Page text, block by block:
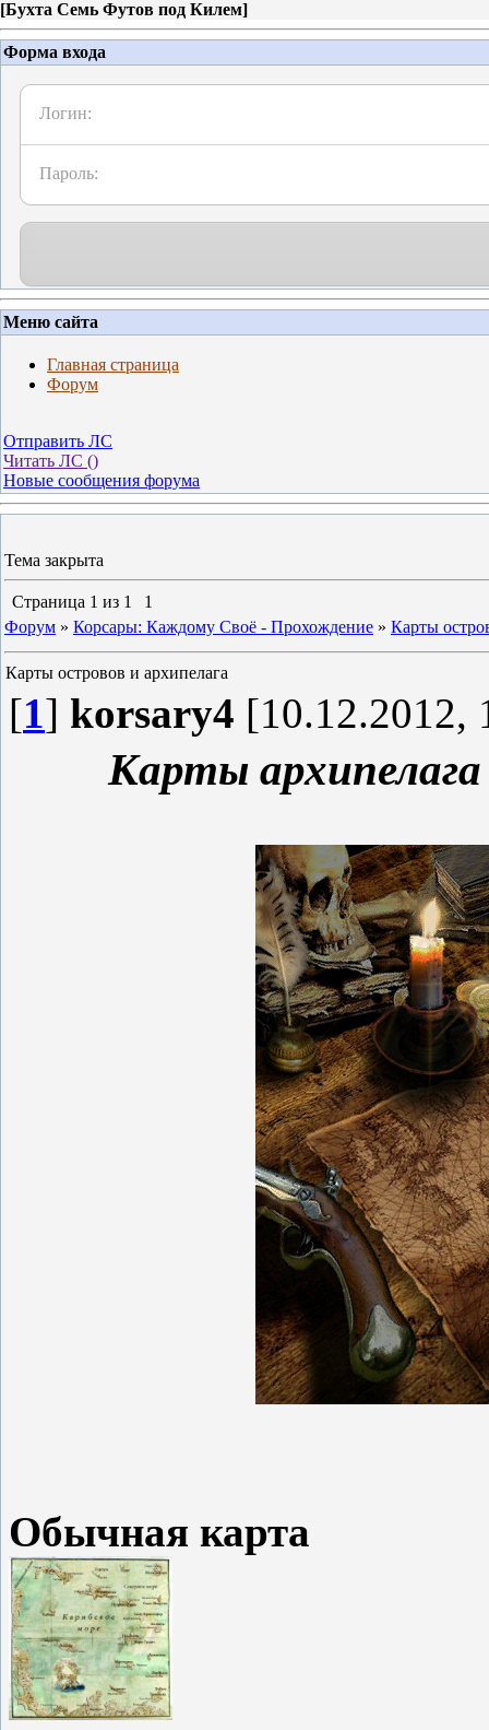
[Бухта Семь Футов под Килем]
Форма входа
Логин:
Пароль:
Меню сайта
Главная страница
Форум
Отправить ЛС
Читать ЛС ()
Новые сообщения форума
Тема закрыта
Страница 1 из 1
1
Форум » Корсары: Каждому Своё - Прохождение » Карты
Карты островов и архипелага
[1] korsary4 [10.12.2012,
Карты
Обычная карта